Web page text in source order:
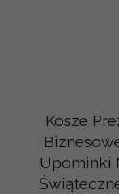
Kosze
Upominki